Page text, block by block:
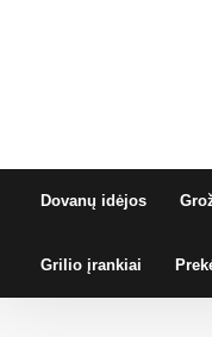
Dovanų idėjos
Grilio įrankiai